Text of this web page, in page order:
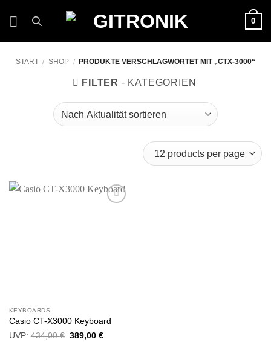
0
START / SHOP / PRODUKTE VERSCHLAGWORTET MIT „CTX-3000“
FILTER
KEYBOARDS
Casio CT-X3000 Keyboard
UVP: 434,00€ Ursprünglicher
389,00 €Aktueller